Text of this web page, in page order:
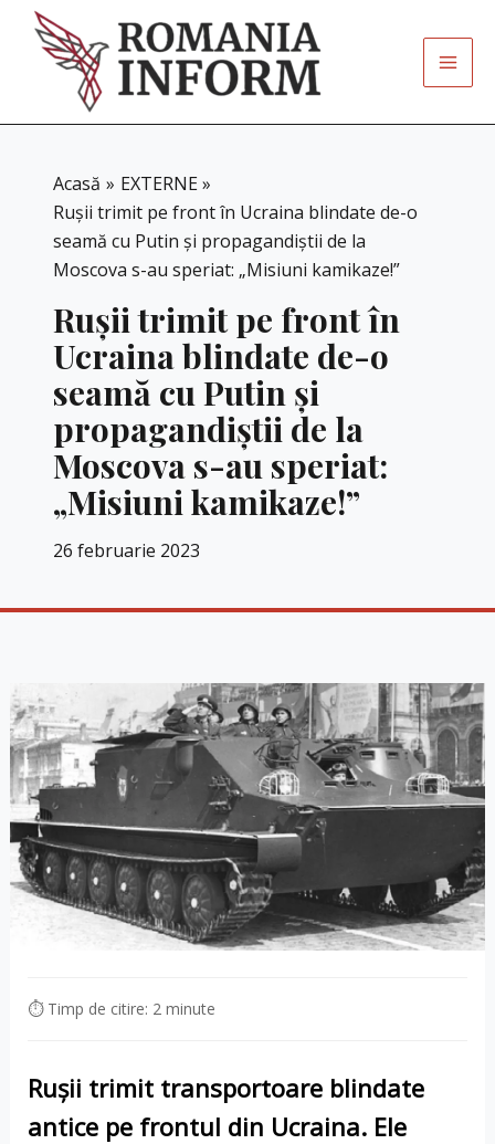
content
Acasă
EXTERNE
Rușii trimit pe front în Ucraina blindate de-o
seamă cu Putin și propagandiștii de la
Moscova s-au speriat: „Misiuni kamikaze!”
Rușii trimit pe front în
Ucraina blindate de-o
seamă cu Putin și
propagandiștii de la
Moscova s-au speriat:
„Misiuni kamikaze!”
26 februarie 2023
⏱ Timp de citire: 2 minute
Rușii trimit transportoare blindate
antice pe frontul din Ucraina. Ele